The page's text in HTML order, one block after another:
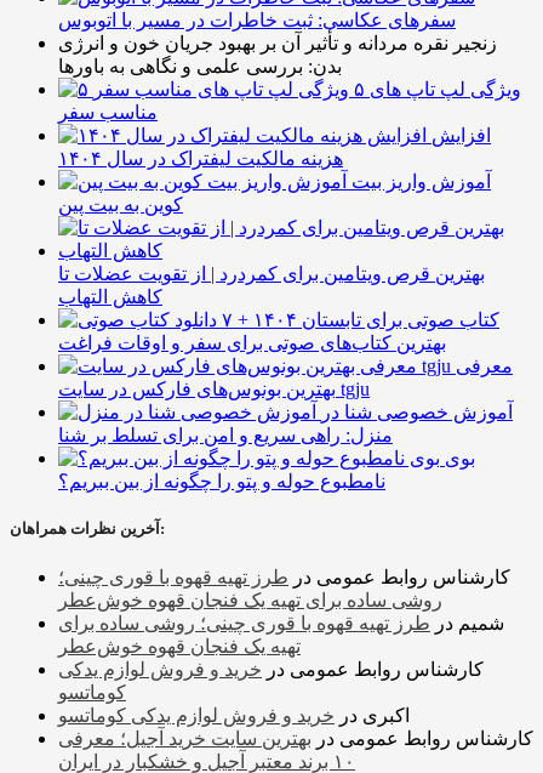
سفرهای عکاسی: ثبت خاطرات در مسیر با اتوبوس
زنجیر نقره مردانه و تأثیر آن بر بهبود جریان خون و انرژی
بدن: بررسی علمی و نگاهی به باورها
۵ ویژگی لپ تاپ های
مناسب سفر
افزایش
هزینه مالکیت لیفتراک در سال ۱۴۰۴
آموزش واریز بیت
کوین به بیت پین
بهترین قرص ویتامین برای کمردرد | از تقویت عضلات تا
کاهش التهاب
۷ کتاب صوتی برای تابستان ۱۴۰۴ +
بهترین کتاب‌های صوتی برای سفر و اوقات فراغت
معرفی
بهترین بونوس‌های فارکس در سایت tgju
آموزش خصوصی شنا در
منزل: راهی سریع و امن برای تسلط بر شنا
بوی
نامطبوع حوله و پتو را چگونه از بین ببریم؟
آخرین نظرات همراهان:
کارشناس روابط عمومی در طرز تهیه قهوه با قوری چینی؛
روشی ساده برای تهیه یک فنجان قهوه خوش‌عطر
شمیم در طرز تهیه قهوه با قوری چینی؛ روشی ساده برای
تهیه یک فنجان قهوه خوش‌عطر
کارشناس روابط عمومی در خرید و فروش لوازم یدکی
کوماتسو
اکبری در خرید و فروش لوازم یدکی کوماتسو
کارشناس روابط عمومی در بهترین سایت خرید آجیل؛ معرفی
۱۰ برند معتبر آجیل و خشکبار در ایران